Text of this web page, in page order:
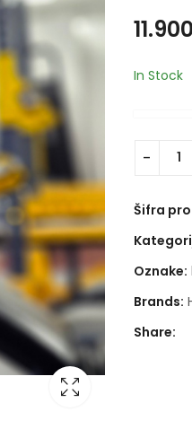
In Stock
Šifra
Oznake:
Brands:
Share: